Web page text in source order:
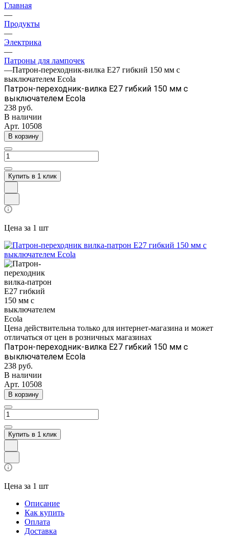
Главная
—
Продукты
—
Электрика
—
Патроны для лампочек
—Патрон-переходник-вилка E27 гибкий 150 мм с
выключателем Ecola
Патрон-переходник-вилка E27 гибкий 150 мм с
выключателем Ecola
238 руб.
В наличии
Арт. 10508
В корзину
Купить в 1 клик
Цена за 1 шт
Цена действительна только для интернет-магазина и может
отличаться от цен в розничных магазинах
Патрон-переходник-вилка E27 гибкий 150 мм с
выключателем Ecola
238 руб.
В наличии
Арт. 10508
В корзину
Купить в 1 клик
Цена за 1 шт
Описание
Как купить
Оплата
Доставка